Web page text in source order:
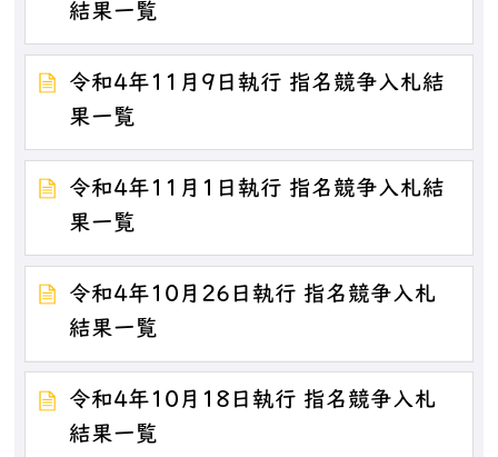
結果一覧
令和4年11月9日執行 指名競争入札結
果一覧
令和4年11月1日執行 指名競争入札結
果一覧
令和4年10月26日執行 指名競争入札
結果一覧
令和4年10月18日執行 指名競争入札
結果一覧